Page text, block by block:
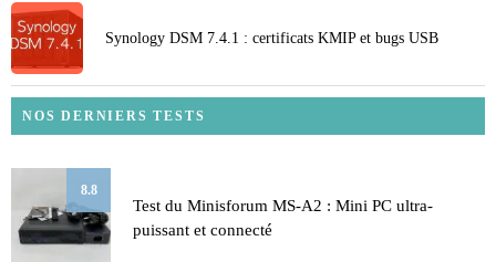
Synology DSM 7.4.1 : certificats KMIP et bugs USB
NOS DERNIERS TESTS
8.8
Test du Minisforum MS-A2 : Mini PC ultra-
puissant et connecté